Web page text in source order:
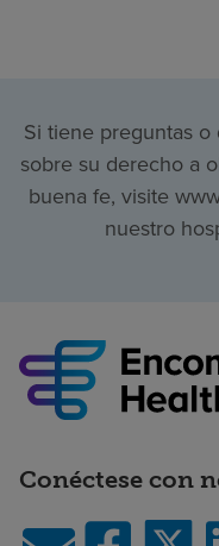
Si tiene preguntas
sobre su derecho a
buena fe, visite
nuestro
Conéctese con